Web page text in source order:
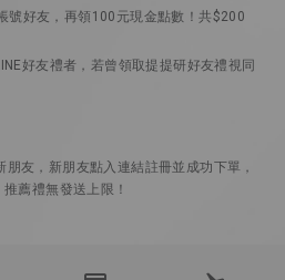
號好友，再領100元現金點數！共$200
好友禮者，若曾領取提提研好友禮視同
友，新朋友點入連結註冊並成功下單，
薦禮無發送上限！